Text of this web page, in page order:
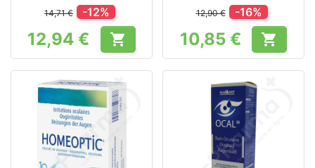
14,71 € -12%
Prix
12,94 € 
12,90 € -16%
Prix
10,85 € 